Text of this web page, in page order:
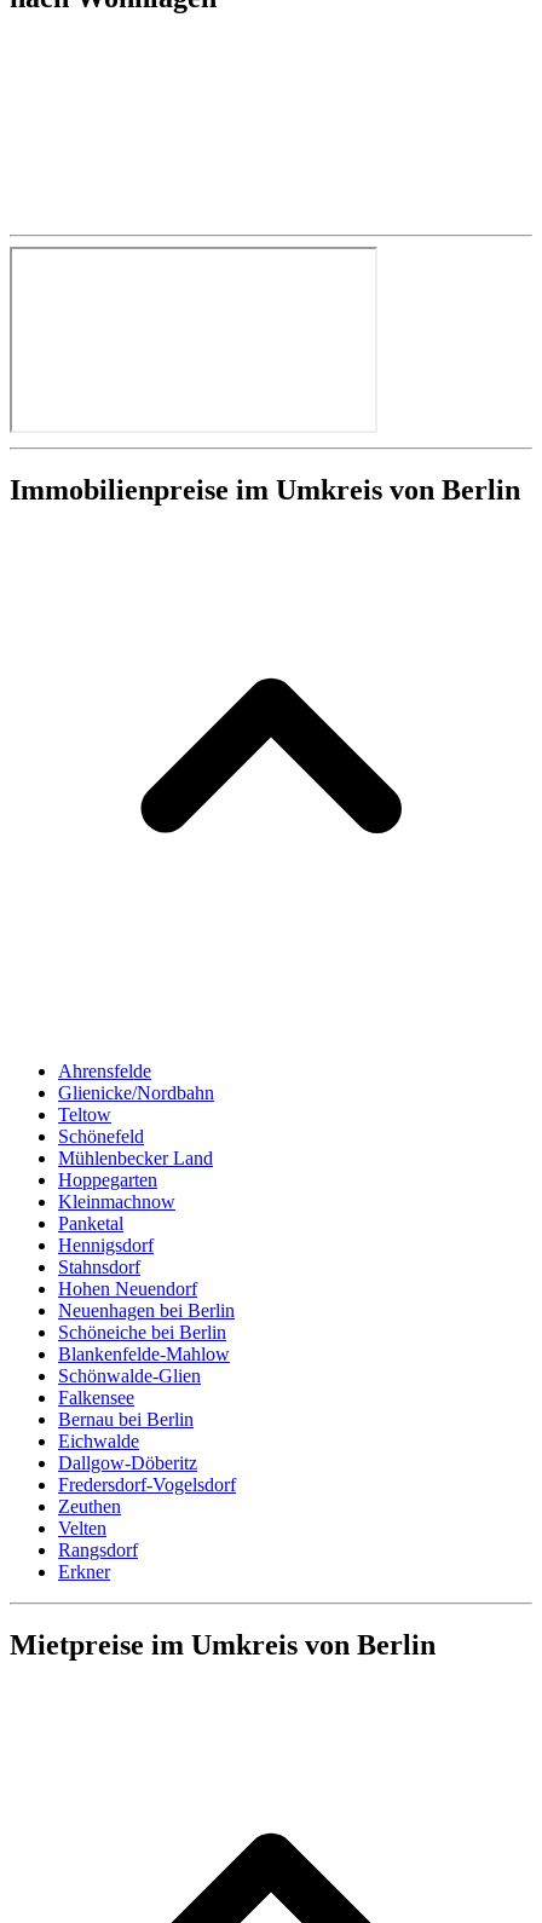
Immobilienpreise im Umkreis von Berlin
Ahrensfelde
Glienicke/Nordbahn
Teltow
Schönefeld
Mühlenbecker Land
Hoppegarten
Kleinmachnow
Panketal
Hennigsdorf
Stahnsdorf
Hohen Neuendorf
Neuenhagen bei Berlin
Schöneiche bei Berlin
Blankenfelde-Mahlow
Schönwalde-Glien
Falkensee
Bernau bei Berlin
Eichwalde
Dallgow-Döberitz
Fredersdorf-Vogelsdorf
Zeuthen
Velten
Rangsdorf
Erkner
Mietpreise im Umkreis von Berlin